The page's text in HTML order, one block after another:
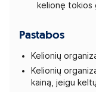
kelionę tokios
Pastabos
Kelionių
Kelionių
kainą, jeigu